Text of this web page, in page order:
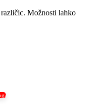
Možnosti lahko